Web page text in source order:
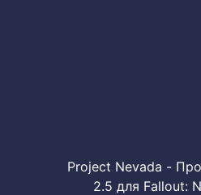
Project Nevada -
2.5 для Fallout: